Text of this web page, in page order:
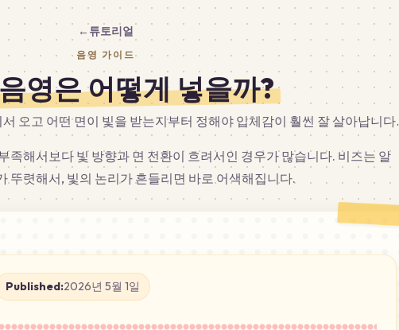
← 튜토리얼
음영 가이드
영은 어떻게 넣을까?
오고 어떤 면이 빛을 받는지부터 정해야 입체감이 훨씬 잘 살아납니다.
족해서보다 빛 방향과 면 전환이 흐려서인 경우가 많습니다. 비즈는 알
뚜렷해서, 빛의 논리가 흔들리면 바로 어색해집니다.
Published:2026년 5월 1일